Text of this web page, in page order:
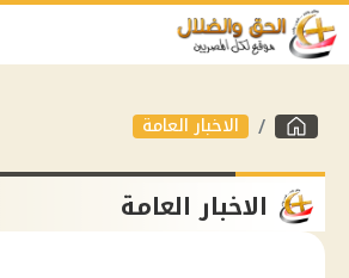
الاخبار العامة
الاخبار العامة